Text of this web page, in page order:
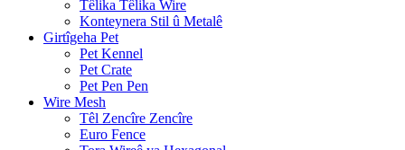
Têlika Têlika Wire
Konteynera Stil û Metalê
Girtîgeha Pet
Pet Kennel
Pet Crate
Pet Pen Pen
Wire Mesh
Têl Zencîre Zencîre
Euro Fence